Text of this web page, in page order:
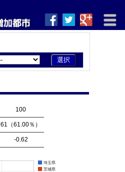
100
61（61.00％）
-0.62
埼玉県
茨城県